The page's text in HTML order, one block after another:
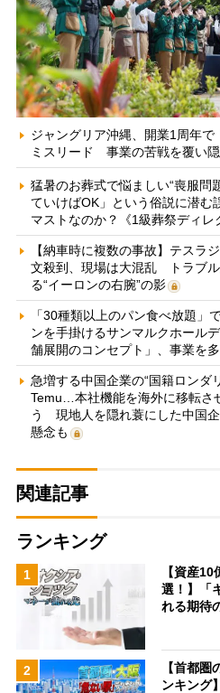
ジャングリア沖縄、開業1周年
ミスリード 事業の苦戦を覆い
猛暑のお葬式で悩ましい“喪服
ていけばOK」という俗説に潜む
マストなのか？《1級葬祭ディレ
【納車時に複数の事故】テスラ
文殺到、現場は大混乱 トラブ
る“イーロンの右腕”の影
「30種類以上のパン食べ放題」
ンを手掛けるサンマルクホール
舗展開のコンセプト」、事業を
急増する中国企業の“国籍ロンダ
Temu…本社機能を海外に移転さ
う 現地人を隠れ蓑にした中国
懸念も
関連記事
ランキング
1
【資産
選！】「
れる期待
2
【首都
ンキング